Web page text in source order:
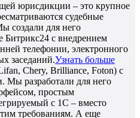
юрисдикции – это крупное
судебные
создали для него
Битрикс24 с внедрением
телефонии, электронного
заседаний.Узнать больше
Chery, Brilliance, Foton) с
Мы разработали для него
простым
с 1С – вместо
требованиям. А еще